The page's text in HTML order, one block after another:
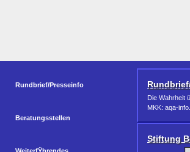
Rundbrief/Presseinfo
Beratungsstellen
Die Wahrheit
MKK: aqa-
Stiftung